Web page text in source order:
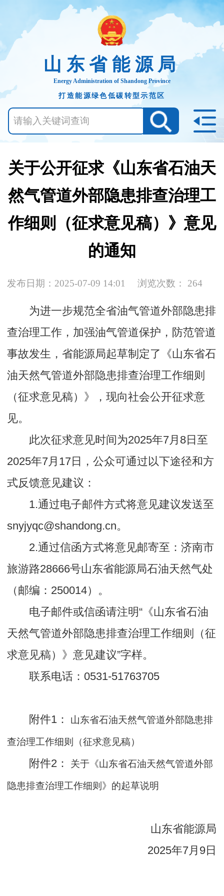
山东省能源局
Energy Administration of Shandong Province
打造能源绿色低碳转型示范区
关于公开征求《山东省石油天
然气管道外部隐患排查治理工
作细则（征求意见稿）》意见
的通知
发布日期：2025-07-09 14:01 浏览次数： 264
为进一步规范全省油气管道外部隐患排
查治理工作，加强油气管道保护，防范管道
事故发生，省能源局起草制定了《山东省石
油天然气管道外部隐患排查治理工作细则
（征求意见稿）》，现向社会公开征求意
见。
此次征求意见时间为2025年7月8日至
2025年7月17日，公众可通过以下途径和方
式反馈意见建议：
1.通过电子邮件方式将意见建议发送至
snyjyqc@shandong.cn。
2.通过信函方式将意见邮寄至：济南市
旅游路28666号山东省能源局石油天然气处
（邮编：250014）。
电子邮件或信函请注明“《山东省石油
天然气管道外部隐患排查治理工作细则（征
求意见稿）》意见建议”字样。
联系电话：0531-51763705
附件1： 山东省石油天然气管道外部隐患排
查治理工作细则（征求意见稿）
附件2： 关于《山东省石油天然气管道外部
隐患排查治理工作细则》的起草说明
山东省能源局
2025年7月9日